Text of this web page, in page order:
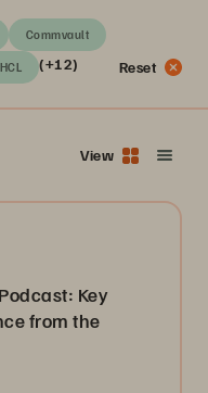
Commvault
HCL (+12) Reset
View
Key
from the